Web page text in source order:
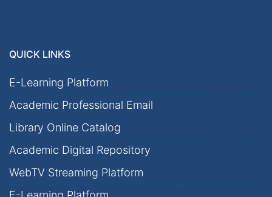
QUICK LINKS
E-Learning Platform
Academic Professional Email
Library Online Catalog
Academic Digital Repository
WebTV Streaming Platform